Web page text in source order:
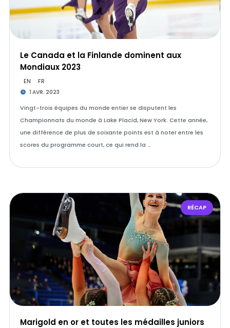
Le Canada et la Finlande dominent aux
Mondiaux 2023
EN FR
1 AVR. 2023
Vingt-trois équipes du monde entier se disputent les
Championnats du monde à Lake Placid, New York. Cette année,
une différence de plus de soixante points est à noter entre les
scores du programme court, ce qui rend la …
RÉCAP
Marigold en or et toutes les médailles juniors